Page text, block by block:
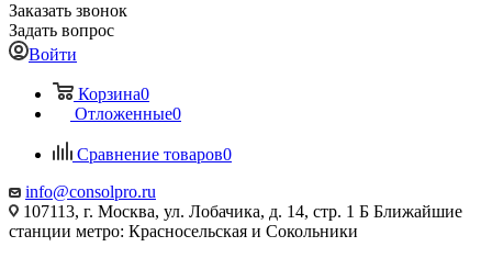
Заказать звонок
Задать вопрос
Войти
Корзина0
Отложенные0
Сравнение товаров0
info@consolpro.ru
107113, г. Москва, ул. Лобачика, д. 14, стр. 1 Б Ближайшие
станции метро: Красносельская и Сокольники